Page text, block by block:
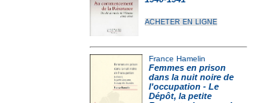
ACHETER EN LIGNE
France Hamelin
Femmes en prison
dans la nuit noire de
l'occupation - Le
Dépôt, la petite